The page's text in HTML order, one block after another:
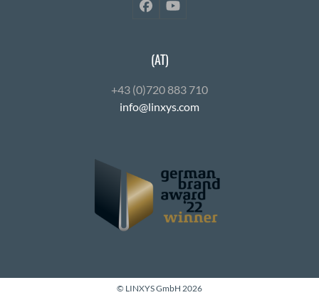
FacebookYouTube
(AT)
+43 (0)720 883 710
info@linxys.com
© LINXYS GmbH 2026